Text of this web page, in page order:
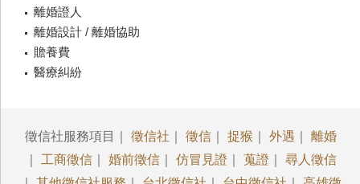
離婚證人
離婚設計 / 離婚協助
贍養費
醫療糾紛
徵信社服務項目｜ 徵信社 徵信 捉猴 外遇
離婚
工商徵信 婚前徵信 仿冒見證 蒐證
尋人徵信